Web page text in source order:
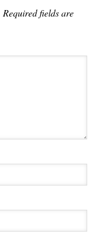
Required fields are